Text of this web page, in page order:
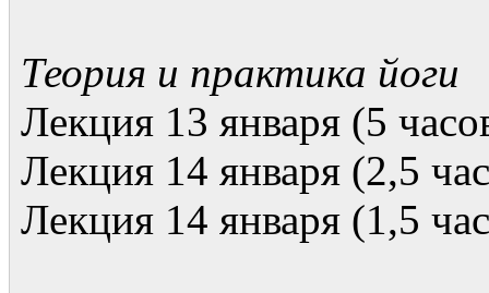
Теория и практика йоги
Лекция 13 января (5
Лекция 14 января (2,5
Лекция 14 января (1,5